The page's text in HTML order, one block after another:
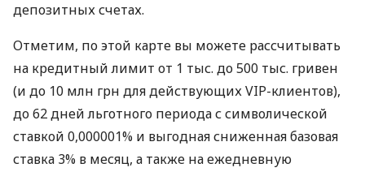
депозитных счетах.
Отметим, по этой карте вы можете рассчитывать
на кредитный лимит от 1 тыс. до 500 тыс. гривен
(и до 10 млн грн для действующих VIP-клиентов),
до 62 дней льготного периода с символической
ставкой 0,000001% и выгодная сниженная базовая
ставка 3% в месяц, а также на ежедневную